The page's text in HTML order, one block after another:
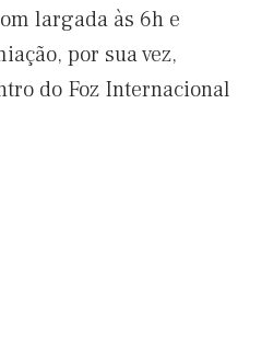
largada às 6h e
por sua vez,
do Foz Internacional